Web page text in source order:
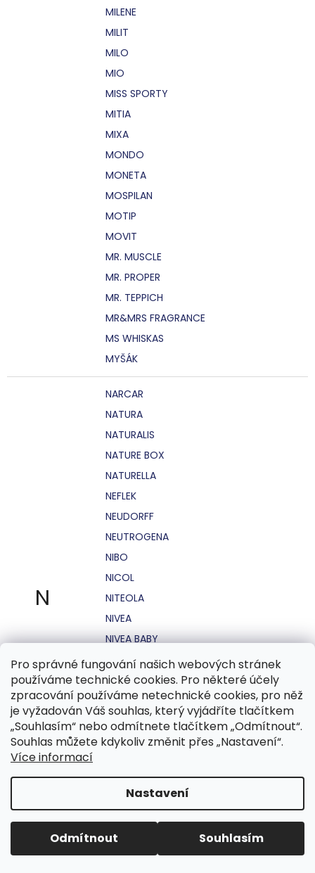
Pro správné fungování našich webových stránek
používáme technické cookies. Pro některé účely
zpracování používáme netechnické cookies, pro něž
je vyžadován Váš souhlas, který vyjádříte tlačítkem
„Souhlasím“ nebo odmítnete tlačítkem „Odmítnout“.
Souhlas můžete kdykoliv změnit přes „Nastavení“.
Více informací
Nastavení
Odmítnout Souhlasím
MILENE
MILIT
MILO
MIO
MISS SPORTY
MITIA
MIXA
MONDO
MONETA
MOSPILAN
MOTIP
MOVIT
MR. MUSCLE
MR. PROPER
MR. TEPPICH
MR&MRS FRAGRANCE
MS WHISKAS
MYŠÁK
N
NARCAR
NATURA
NATURALIS
NATURE BOX
NATURELLA
NEFLEK
NEUDORFF
NEUTROGENA
NIBO
NICOL
NITEOLA
NIVEA
NIVEA BABY
NIVEA MEN
NIVEA SUN
NO STRESS
NOHEL GARDEN
NORDICS
NUK
O.B.
OASIS